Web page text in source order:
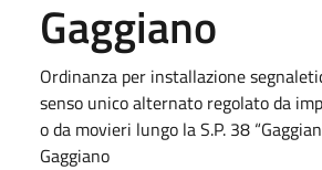
Gaggiano
Ordinanza per installazione
senso unico alternato regolato da
o da movieri lungo la S.P. 38
Gaggiano